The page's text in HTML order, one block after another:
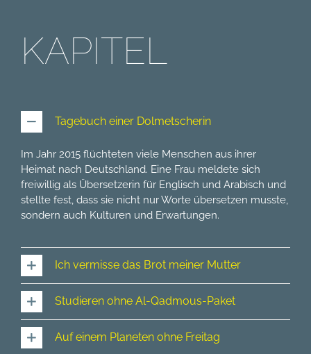
KAPITEL
Tagebuch einer Dolmetscherin
Im Jahr 2015 flüchteten viele Menschen aus ihrer
Heimat nach Deutschland. Eine Frau meldete sich
freiwillig als Übersetzerin für Englisch und Arabisch und
stellte fest, dass sie nicht nur Worte übersetzen musste,
sondern auch Kulturen und Erwartungen.
Ich vermisse das Brot meiner Mutter
Studieren ohne Al-Qadmous-Paket
Auf einem Planeten ohne Freitag